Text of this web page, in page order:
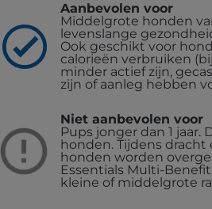
Aanbevolen voor
Middelgrote honden
levenslange
Ook geschikt voor
calorieën verbruiken
minder actief zijn,
zijn of aanleg hebben
Niet aanbevolen voor
Pups jonger dan 1 jaar.
honden. Tijdens
honden worden
Essentials Multi-
kleine of middelgrote